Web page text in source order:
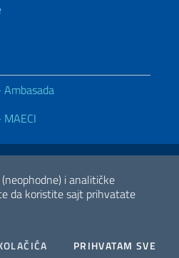
i analitičke
da koristite sajt prihvatate
COOKIESPRIHVATAM SVE